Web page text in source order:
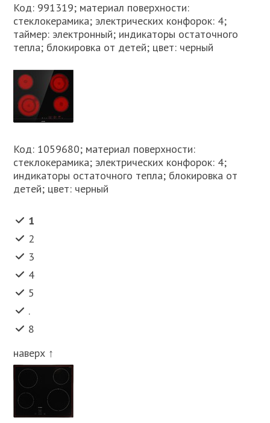
Код: 991319; материал поверхности:
стеклокерамика; электрических конфорок: 4;
таймер: электронный; индикаторы остаточного
тепла; блокировка от детей; цвет: черный
Код: 1059680; материал поверхности:
стеклокерамика; электрических конфорок: 4;
индикаторы остаточного тепла; блокировка от
детей; цвет: черный
1
2
3
4
5
.
8
наверх ↑